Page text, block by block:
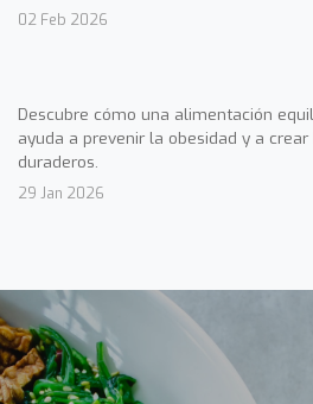
02 Feb 2026
Descubre cómo una alimentación
ayuda a prevenir la obesidad y a
duraderos.
29 Jan 2026